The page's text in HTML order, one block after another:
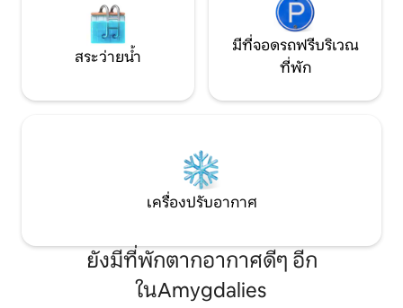
สระว่ายน้ำ
มีที่จอดรถฟรีบริเวณ
ที่พัก
เครื่องปรับอากาศ
ยังมีที่พักตากอากาศดีๆ อีก
ในAmygdalies